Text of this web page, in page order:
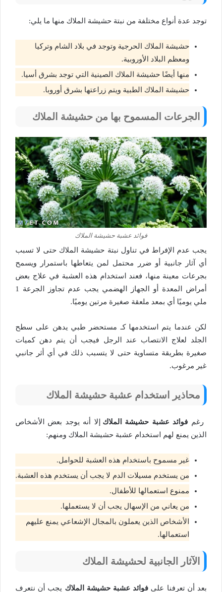
توجد عدة أنواع مختلفة من نبتة حشيشة الملاك منها ما يلي:
حشيشة الملاك الحرجية وتوجد في بلاد الشام وتركيا
ومعظم البلاد الأوروبية.
منها أيضًا حشيشة الملاك الصينية التي توجد بشرق أسيا.
حشيشة الملاك الطبية ويتم زراعتها بشرق أوروبا.
الجرعات المسموح بها من حشيشة الملاك
فوائد عشبة حشيشة الملاك
يجب عدم الإفراط في تناول نبتة حشيشة الملاك حتى لا تسبب
أي آثار جانبية أو ضرر محتمل لمن يتعاطها باستمرار ويسمح
بجرعات معينة منها، فعند استخدام هذه العشبة في علاج بعض
أمراض المعدة أو الجهاز الهضمي يجب عدم تجاوز الجرعة 1
ملي يوميًا أي بمعد ملعقة صغيرة مرتين يوميًا.
لكن عندما يتم استخدمها كـ مستحضر طبي يدهن على سطح
الجلد لعلاج الانتصاب عند الرجل فيجب أن يتم دهن كميات
صغيرة بطريقة متساوية حتى لا يتسبب ذلك في أي أثر جانبي
غير مرغوب.
محاذير استخدام عشبة حشيشة الملاك
رغم فوائد عشبة حشيشة الملاك إلا أنه يوجد بعض الأشخاص
الذين يمنع لهم استخدام عشبة حشيشة الملاك ومنهم:
غير مسموح باستخدام هذه العشبة للحوامل.
من يستخدم مسيلات الدم لا يجب أن يستخدم هذه العشبة.
ممنوع استعمالها للأطفال.
من يعاني من الإسهال يجب أن لا يستعملها.
الأشخاص الذين يعملون بالمجال الإشعاعي يمنع عليهم
استعمالها.
الآثار الجانبية لحشيشة الملاك
بعد أن تعرفنا على فوائد عشبة حشيشة الملاك يجب أن نتعرف